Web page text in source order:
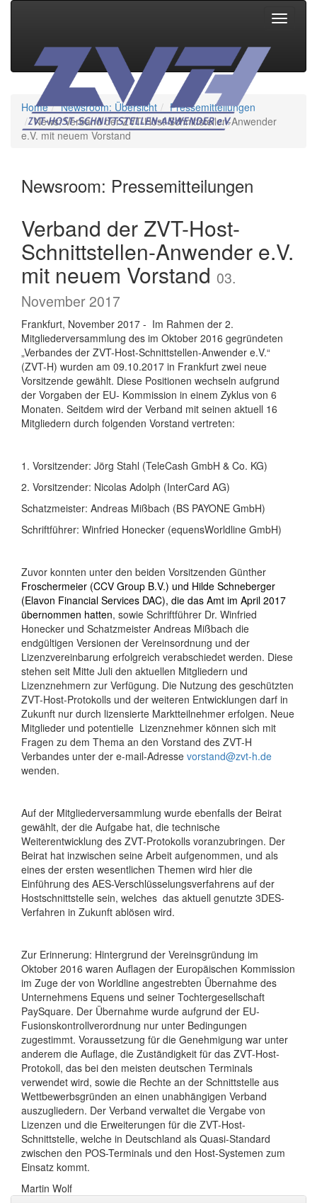
Toggle
Home Newsroom: Übersicht
Pressemitteilungen
News: Verband der ZVT-Host-Schnittstellen-Anwender
e.V. mit neuem Vorstand
Newsroom: Pressemitteilungen
Verband der ZVT-Host-
Schnittstellen-Anwender e.V.
mit neuem Vorstand 03.
November 2017
Frankfurt, November 2017 - Im Rahmen der 2.
Mitgliederversammlung des im Oktober 2016 gegründeten
„Verbandes der ZVT-Host-Schnittstellen-Anwender e.V.“
(ZVT-H) wurden am 09.10.2017 in Frankfurt zwei neue
Vorsitzende gewählt. Diese Positionen wechseln aufgrund
der Vorgaben der EU- Kommission in einem Zyklus von 6
Monaten. Seitdem wird der Verband mit seinen aktuell 16
Mitgliedern durch folgenden Vorstand vertreten:
1. Vorsitzender: Jörg Stahl (TeleCash GmbH & Co. KG)
2. Vorsitzender: Nicolas Adolph (InterCard AG)
Schatzmeister: Andreas Mißbach (BS PAYONE GmbH)
Schriftführer: Winfried Honecker (equensWorldline GmbH)
Zuvor konnten unter den beiden Vorsitzenden Günther
Froschermeier (CCV Group B.V.) und Hilde Schneberger
(Elavon Financial Services DAC), die das Amt im April 2017
übernommen hatten, sowie Schriftführer Dr. Winfried
Honecker und Schatzmeister Andreas Mißbach die
endgültigen Versionen der Vereinsordnung und der
Lizenzvereinbarung erfolgreich verabschiedet werden. Diese
stehen seit Mitte Juli den aktuellen Mitgliedern und
Lizenznehmern zur Verfügung. Die Nutzung des geschützten
ZVT-Host-Protokolls und der weiteren Entwicklungen darf in
Zukunft nur durch lizensierte Marktteilnehmer erfolgen. Neue
Mitglieder und potentielle Lizenznehmer können sich mit
Fragen zu dem Thema an den Vorstand des ZVT-H
Verbandes unter der e-mail-Adresse vorstand@zvt-h.de
wenden.
Auf der Mitgliederversammlung wurde ebenfalls der Beirat
gewählt, der die Aufgabe hat, die technische
Weiterentwicklung des ZVT-Protokolls voranzubringen. Der
Beirat hat inzwischen seine Arbeit aufgenommen, und als
eines der ersten wesentlichen Themen wird hier die
Einführung des AES-Verschlüsselungsverfahrens auf der
Hostschnittstelle sein, welches das aktuell genutzte 3DES-
Verfahren in Zukunft ablösen wird.
Zur Erinnerung: Hintergrund der Vereinsgründung im
Oktober 2016 waren Auflagen der Europäischen Kommission
im Zuge der von Worldline angestrebten Übernahme des
Unternehmens Equens und seiner Tochtergesellschaft
PaySquare. Der Übernahme wurde aufgrund der EU-
Fusionskontrollverordnung nur unter Bedingungen
zugestimmt. Voraussetzung für die Genehmigung war unter
anderem die Auflage, die Zuständigkeit für das ZVT-Host-
Protokoll, das bei den meisten deutschen Terminals
verwendet wird, sowie die Rechte an der Schnittstelle aus
Wettbewerbsgründen an einen unabhängigen Verband
auszugliedern. Der Verband verwaltet die Vergabe von
Lizenzen und die Erweiterungen für die ZVT-Host-
Schnittstelle, welche in Deutschland als Quasi-Standard
zwischen den POS-Terminals und den Host-Systemen zum
Einsatz kommt.
Martin Wolf